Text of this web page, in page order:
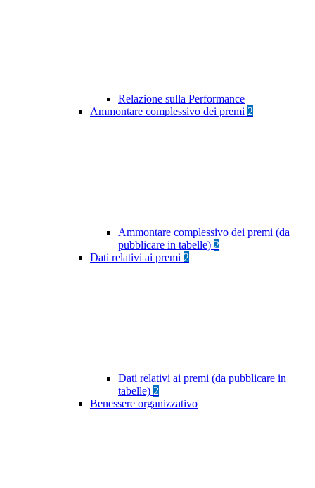
Relazione sulla Performance
Ammontare complessivo dei premi 2
Ammontare complessivo dei premi (da
pubblicare in tabelle) 2
Dati relativi ai premi 2
Dati relativi ai premi (da pubblicare in
tabelle) 2
Benessere organizzativo